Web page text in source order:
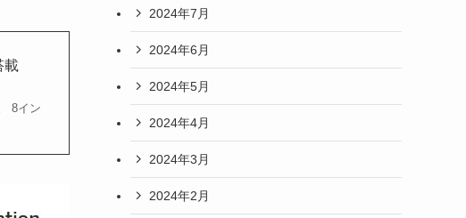
載
8イン
2024年7月
2024年6月
2024年5月
2024年4月
2024年3月
2024年2月